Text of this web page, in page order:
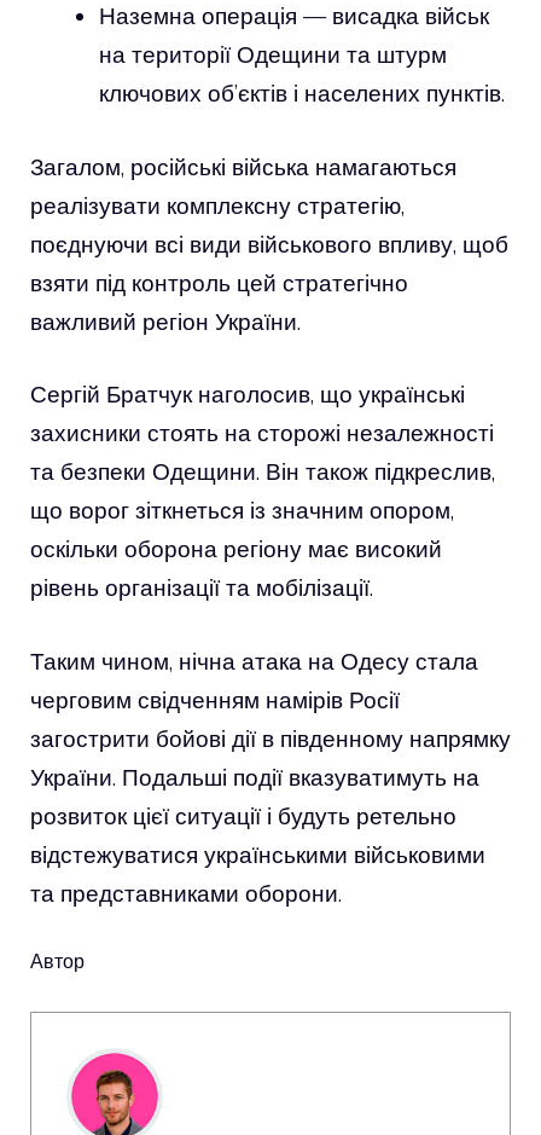
Наземна операція — висадка військ
на території Одещини та штурм
ключових об’єктів і населених пунктів.
Загалом, російські війська намагаються
реалізувати комплексну стратегію,
поєднуючи всі види військового впливу, щоб
взяти під контроль цей стратегічно
важливий регіон України.
Сергій Братчук наголосив, що українські
захисники стоять на сторожі незалежності
та безпеки Одещини. Він також підкреслив,
що ворог зіткнеться із значним опором,
оскільки оборона регіону має високий
рівень організації та мобілізації.
Таким чином, нічна атака на Одесу стала
черговим свідченням намірів Росії
загострити бойові дії в південному напрямку
України. Подальші події вказуватимуть на
розвиток цієї ситуації і будуть ретельно
відстежуватися українськими військовими
та представниками оборони.
Автор